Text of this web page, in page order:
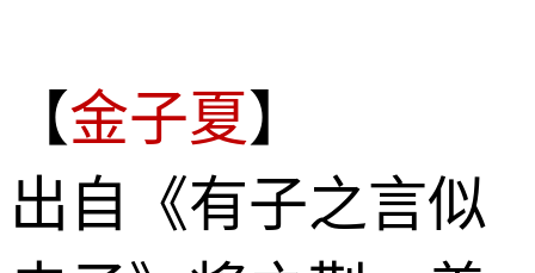
【金子夏】
出自《有子之言似